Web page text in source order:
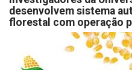
desenvolvem sistema
florestal com operação